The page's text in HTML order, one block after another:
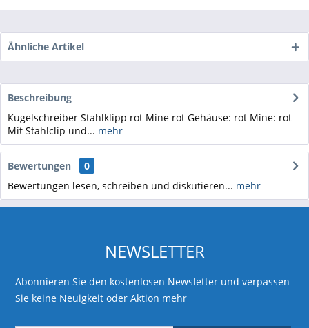
Ähnliche Artikel
Beschreibung
Kugelschreiber Stahlklipp rot Mine rot Gehäuse: rot Mine: rot
Mit Stahlclip und... mehr
Bewertungen
0
Bewertungen lesen, schreiben und diskutieren... mehr
NEWSLETTER
Abonnieren Sie den kostenlosen Newsletter und verpassen
Sie keine Neuigkeit oder Aktion mehr